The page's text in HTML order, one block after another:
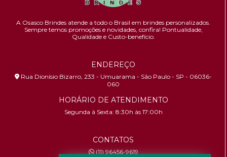
A Osasco Brindes atende a todo o Brasil em brindes personalizados.
Sempre temos promoções e novidades, confira! Pontualidade,
Qualidade e Custo-benefício.
ENDEREÇO
Rua Dionísio Bizarro, 233 - Umuarama - São Paulo - SP - 06036-
060
HORÁRIO DE ATENDIMENTO
Segunda à Sexta: 8:30h às 17:00h
CONTATOS
(11) 96456-9619